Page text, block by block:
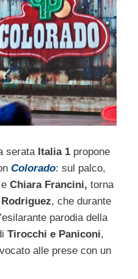
serataItalia 1 propone
Colorado: sul palco,
e Chiara Francini, torna
, che durante
parodia della
Tirocchi e Paniconi,
alle prese con un